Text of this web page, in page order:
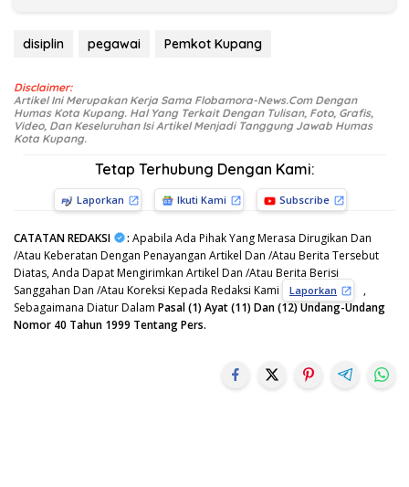
disiplin pegawai Pemkot Kupang
Disclaimer:
Artikel Ini Merupakan Kerja Sama Flobamora-News.Com Dengan
Humas Kota Kupang. Hal Yang Terkait Dengan Tulisan, Foto, Grafis,
Video, Dan Keseluruhan Isi Artikel Menjadi Tanggung Jawab Humas
Kota Kupang.
Tetap Terhubung Dengan Kami:
Laporkan Ikuti Kami Subscribe
CATATAN REDAKSI : Apabila Ada Pihak Yang Merasa Dirugikan Dan
/Atau Keberatan Dengan Penayangan Artikel Dan /Atau Berita Tersebut
Diatas, Anda Dapat Mengirimkan Artikel Dan /Atau Berita Berisi
Sanggahan Dan /Atau Koreksi Kepada Redaksi Kami
Laporkan
,
Sebagaimana Diatur Dalam Pasal (1) Ayat (11) Dan (12) Undang-Undang
Nomor 40 Tahun 1999 Tentang Pers.